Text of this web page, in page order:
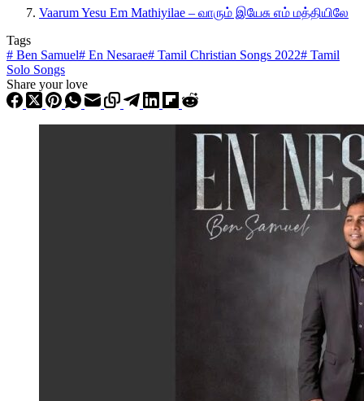
Vaarum Yesu Em Mathiyilae – வாரும் இயேசு எம் மத்தியிலே
Tags
# Ben Samuel# En Nesarae# Tamil Christian Songs 2022# Tamil
Solo Songs
Share your love